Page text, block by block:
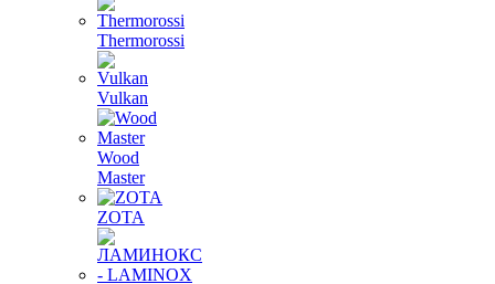
Thermorossi
Vulkan
Wood
Master
ZOTA